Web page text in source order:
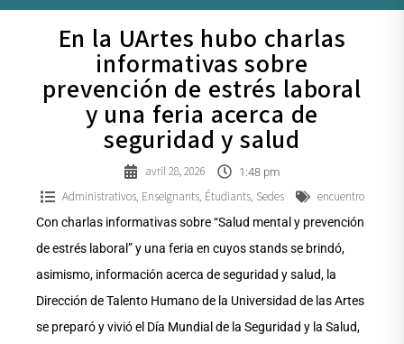
En la UArtes hubo charlas
informativas sobre
prevención de estrés laboral
y una feria acerca de
seguridad y salud
avril 28, 2026 1:48 pm
Administrativos, Enseignants, Étudiants, Sedes encuentro
Con charlas informativas sobre “Salud mental y prevención
de estrés laboral” y una feria en cuyos stands se brindó,
asimismo, información acerca de seguridad y salud, la
Dirección de Talento Humano de la Universidad de las Artes
se preparó y vivió el Día Mundial de la Seguridad y la Salud,